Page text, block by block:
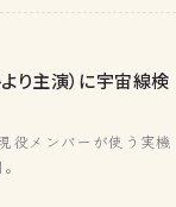
り主演）に宇宙線検
役メンバーが使う実機